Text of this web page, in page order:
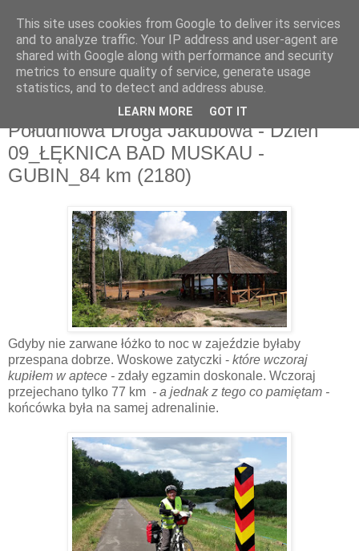
niedziela, 9 sierpnia 2020
Południowa Droga Jakubowa - Dzień
09_ŁĘKNICA BAD MUSKAU -
GUBIN_84 km (2180)
Gdyby nie zarwane łóżko to noc w zajeździe byłaby
przespana dobrze. Woskowe zatyczki - które wczoraj
kupiłem w aptece - zdały egzamin doskonale. Wczoraj
przejechano tylko 77 km - a jednak z tego co pamiętam -
końcówka była na samej adrenalinie.
This site uses cookies from Google to deliver its services
and to analyze traffic. Your IP address and user-agent are
shared with Google along with performance and security
metrics to ensure quality of service, generate usage
statistics, and to detect and address abuse.
LEARN MORE GOT IT